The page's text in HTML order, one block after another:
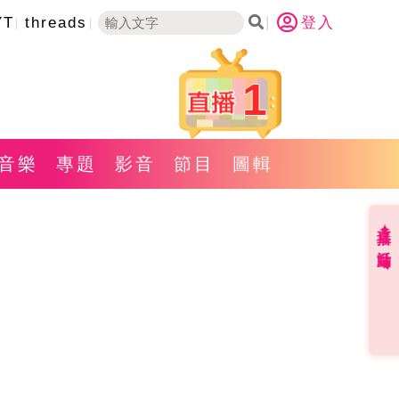
threads 登入
1
樂 專題 影音 節目 圖輯
直播✦活動